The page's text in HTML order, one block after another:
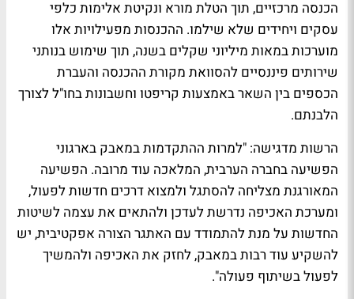
הכנסה מרכזיים, תוך הטלת מורא ונקיטת אלימות כלפי
עסקים ויחידים שלא שילמו. ההכנסות מפעילויות אלו
מוערכות במאות מיליוני שקלים בשנה, תוך שימוש בנותני
שירותים פיננסיים להסוואת מקורת ההכנסה והעברת
הכספים בין השאר באמצעות קריפטו וחשבונות בחו"ל לצורך
הלבנתם.
הרשות מדגישה: "למרות ההתקדמות במאבק בארגוני
הפשיעה בחברה הערבית, המלאכה עוד מרובה. הפשיעה
המאורגנת מצליחה להסתגל ולמצוא דרכים חדשות לפעול,
ומערכת האכיפה נדרשת לעדכן ולהתאים את עצמה לשיטות
החדשות על מנת להתמודד עם האתגר הצורה אפקטיבית, יש
להשקיע עוד רבות במאבק, לחזק את האכיפה ולהמשיך
לפעול בשיתוף פעולה".